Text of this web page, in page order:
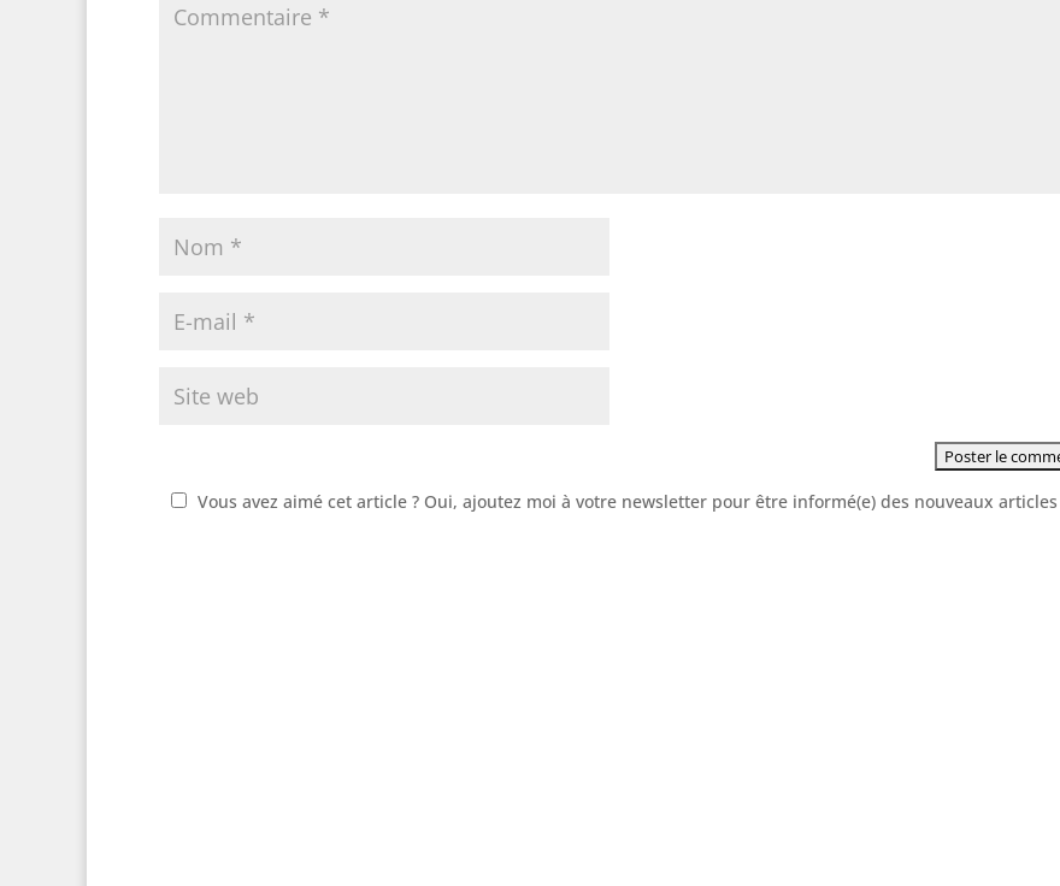
Vous avez aimé cet article ? Oui, ajoutez moi à votre newsletter pour être informé(e) des nouveaux articles